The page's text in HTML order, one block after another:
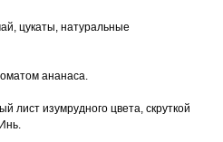
цукаты, натуральные
ананаса.
лист изумрудного цвета, скруткой